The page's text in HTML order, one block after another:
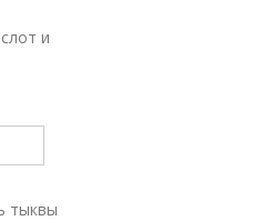
и
тыквы